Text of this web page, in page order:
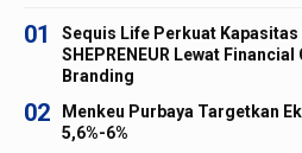
01
Sequis Life Perkuat
SHEPRENEUR Lewat
Branding
02
Menkeu Purbaya Targetkan
5,6%-6%